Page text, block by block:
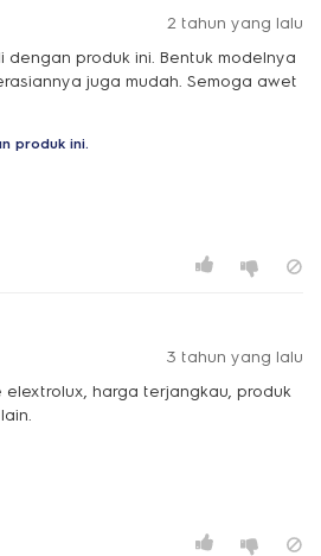
2 tahun yang lalu
dengan produk ini. Bentuk modelnya
juga mudah. Semoga awet
produk ini.
3 tahun yang lalu
elextrolux, harga terjangkau, produk